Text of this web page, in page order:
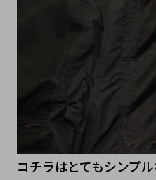
コチラはとてもシンプ